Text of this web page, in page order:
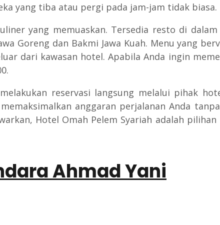
yang tiba atau pergi pada jam-jam tidak biasa.
yang memuaskan. Tersedia resto di
Goreng dan Bakmi Jawa Kuah. Menu yang
dari kawasan hotel. Apabila Anda ingin
reservasi langsung melalui pihak
anggaran perjalanan Anda
Hotel Omah Pelem Syariah adalah
Ahmad Yani